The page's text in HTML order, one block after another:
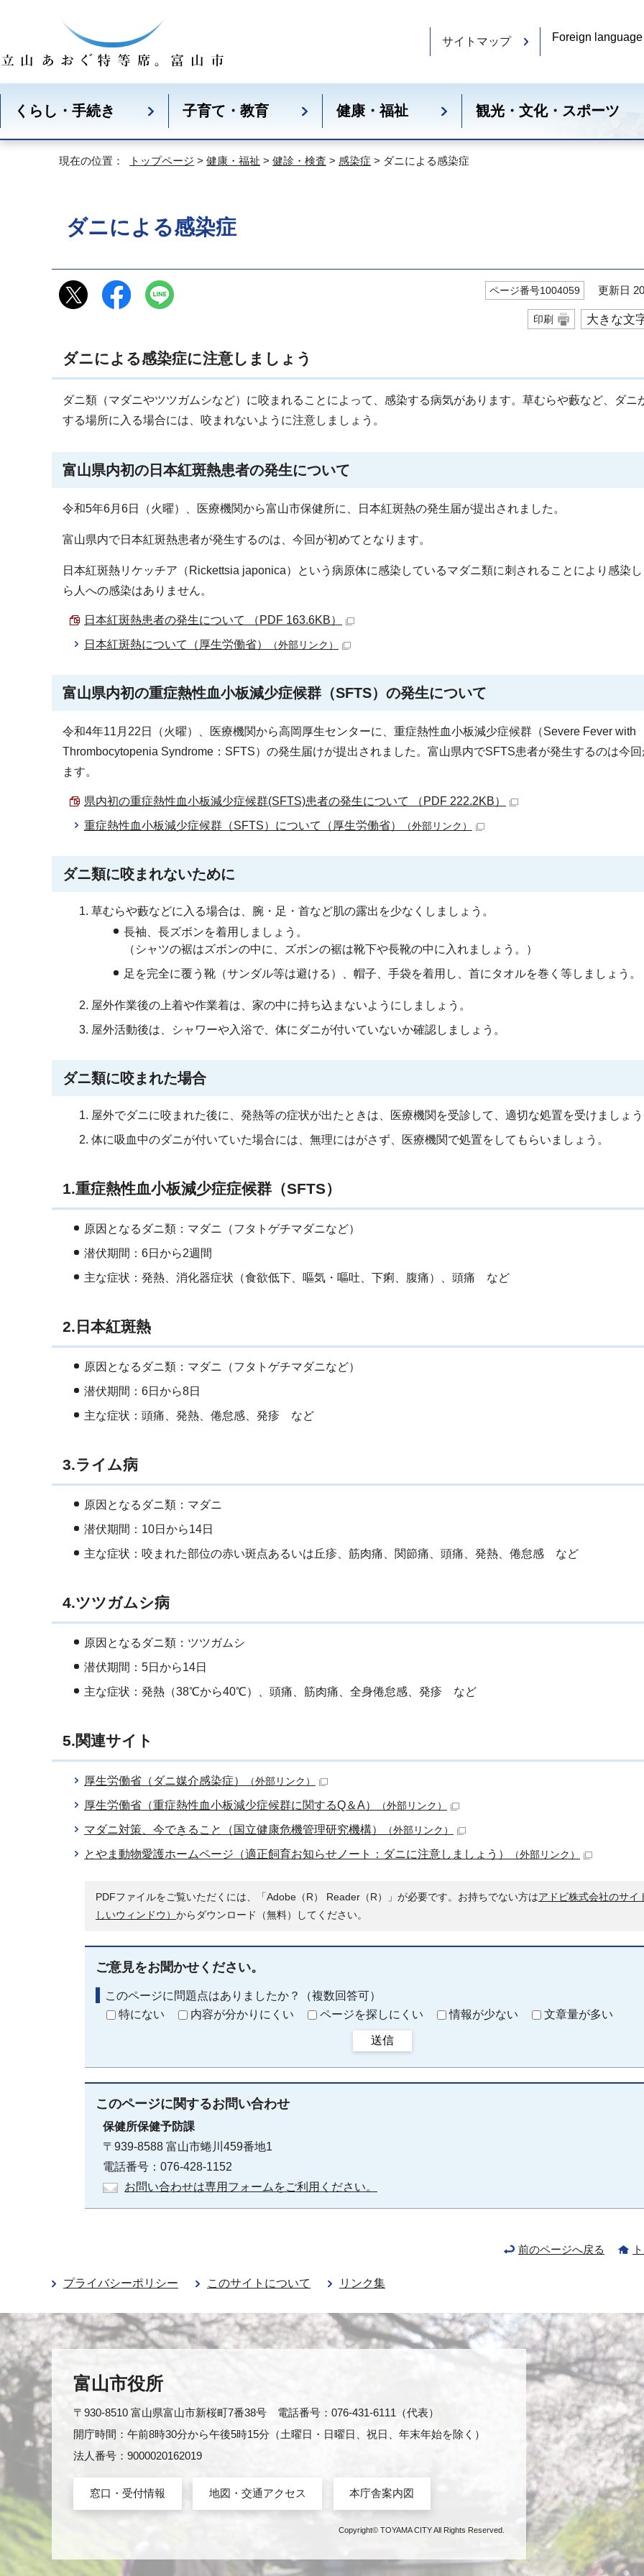
サイトマップ Foreign language
くらし・手続き 子育て・教育 健康・福祉 観光・文化・スポーツ
現在の位置： トップページ > 健康・福祉 > 健診・検査 > 感染症 > ダニによる感染症
ダニによる感染症
ページ番号1004059 更新日
印刷 大きな文
ダニによる感染症に注意しましょう
ダニ類（マダニやツツガムシなど）に咬まれることによって、感染する病気があります。草むらや藪など、ダニ
する場所に入る場合には、咬まれないように注意しましょう。
富山県内初の日本紅斑熱患者の発生について
令和5年6月6日（火曜）、医療機関から富山市保健所に、日本紅斑熱の発生届が提出されました。
富山県内で日本紅斑熱患者が発生するのは、今回が初めてとなります。
日本紅斑熱リケッチア（Rickettsia japonica）という病原体に感染しているマダニ類に刺されることにより感染
ら人への感染はありません。
日本紅斑熱患者の発生について （PDF 163.6KB）
日本紅斑熱について（厚生労働省）
（外部リンク）
富山県内初の重症熱性血小板減少症候群（SFTS）の発生について
令和4年11月22日（火曜）、医療機関から高岡厚生センターに、重症熱性血小板減少症候群（Severe Fever with
Thrombocytopenia Syndrome：SFTS）の発生届けが提出されました。富山県内でSFTS患者が発生するのは今
ます。
県内初の重症熱性血小板減少症候群(SFTS)患者の発生について （PDF 222.2KB）
重症熱性血小板減少症候群（SFTS）について（厚生労働省）
（外部リンク）
ダニ類に咬まれないために
草むらや藪などに入る場合は、腕・足・首など肌の露出を少なくしましょう。
長袖、長ズボンを着用しましょう。
（シャツの裾はズボンの中に、ズボンの裾は靴下や長靴の中に入れましょう。）
足を完全に覆う靴（サンダル等は避ける）、帽子、手袋を着用し、首にタオルを巻く等しましょう。
屋外作業後の上着や作業着は、家の中に持ち込まないようにしましょう。
屋外活動後は、シャワーや入浴で、体にダニが付いていないか確認しましょう。
ダニ類に咬まれた場合
屋外でダニに咬まれた後に、発熱等の症状が出たときは、医療機関を受診して、適切な処置を受けましょ
体に吸血中のダニが付いていた場合には、無理にはがさず、医療機関で処置をしてもらいましょう。
1.重症熱性血小板減少症症候群（SFTS）
原因となるダニ類：マダニ（フタトゲチマダニなど）
潜伏期間：6日から2週間
主な症状：発熱、消化器症状（食欲低下、嘔気・嘔吐、下痢、腹痛）、頭痛 など
2.日本紅斑熱
原因となるダニ類：マダニ（フタトゲチマダニなど）
潜伏期間：6日から8日
主な症状：頭痛、発熱、倦怠感、発疹 など
3.ライム病
原因となるダニ類：マダニ
潜伏期間：10日から14日
主な症状：咬まれた部位の赤い斑点あるいは丘疹、筋肉痛、関節痛、頭痛、発熱、倦怠感 など
4.ツツガムシ病
原因となるダニ類：ツツガムシ
潜伏期間：5日から14日
主な症状：発熱（38℃から40℃）、頭痛、筋肉痛、全身倦怠感、発疹 など
5.関連サイト
厚生労働省（ダニ媒介感染症） （外部リンク）
厚生労働省（重症熱性血小板減少症候群に関するQ＆A） （外部リンク）
マダニ対策、今できること（国立健康危機管理研究機構） （外部リンク）
とやま動物愛護ホームページ（適正飼育お知らせノート：ダニに注意しましょう） （外部リンク）
PDFファイルをご覧いただくには、「Adobe（R） Reader（R）」が必要です。お持ちでない方はアドビ株式会社のサイ
しいウィンドウ） からダウンロード（無料）してください。
ご意見をお聞かせください。
このページに問題点はありましたか？（複数回答可）
特にない
内容が分かりにくい ページを探しにくい 情報が少ない 文章量が多い
送信
このページに関するお問い合わせ
保健所保健予防課
〒939-8588 富山市蜷川459番地1
電話番号：076-428-1152
お問い合わせは専用フォームをご利用ください。
前のページへ戻る
プライバシーポリシー このサイトについて リンク集
富山市役所
〒930-8510 富山県富山市新桜町7番38号 電話番号：076-431-6111（代表）
開庁時間：午前8時30分から午後5時15分（土曜日・日曜日、祝日、年末年始を除く）
法人番号：9000020162019
窓口・受付情報 地図・交通アクセス 本庁舎案内図
Copyright© TOYAMA CITY All Rights Reserved.